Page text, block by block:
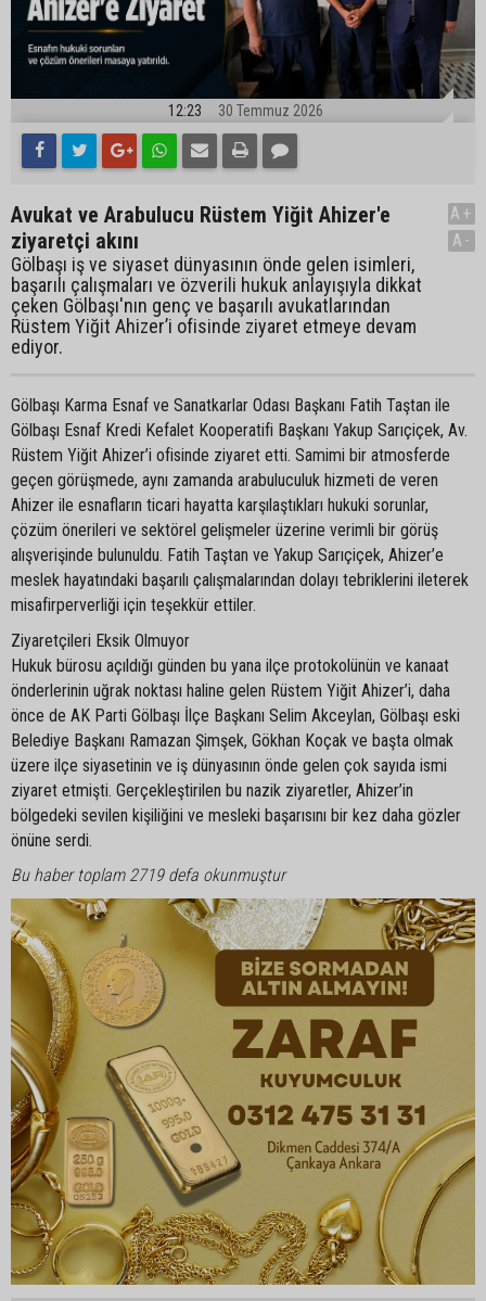
12:23 30 Temmuz 2026
Avukat ve Arabulucu Rüstem Yiğit Ahizer'e
ziyaretçi akını
Gölbaşı iş ve siyaset dünyasının önde gelen isimleri,
başarılı çalışmaları ve özverili hukuk anlayışıyla dikkat
çeken Gölbaşı'nın genç ve başarılı avukatlarından
Rüstem Yiğit Ahizer’i ofisinde ziyaret etmeye devam
ediyor.
A+
A-
Gölbaşı Karma Esnaf ve Sanatkarlar Odası Başkanı Fatih Taştan ile
Gölbaşı Esnaf Kredi Kefalet Kooperatifi Başkanı Yakup Sarıçiçek, Av.
Rüstem Yiğit Ahizer’i ofisinde ziyaret etti. Samimi bir atmosferde
geçen görüşmede, aynı zamanda arabuluculuk hizmeti de veren
Ahizer ile esnafların ticari hayatta karşılaştıkları hukuki sorunlar,
çözüm önerileri ve sektörel gelişmeler üzerine verimli bir görüş
alışverişinde bulunuldu. Fatih Taştan ve Yakup Sarıçiçek, Ahizer’e
meslek hayatındaki başarılı çalışmalarından dolayı tebriklerini ileterek
misafirperverliği için teşekkür ettiler.
Ziyaretçileri Eksik Olmuyor
Hukuk bürosu açıldığı günden bu yana ilçe protokolünün ve kanaat
önderlerinin uğrak noktası haline gelen Rüstem Yiğit Ahizer’i, daha
önce de AK Parti Gölbaşı İlçe Başkanı Selim Akceylan, Gölbaşı eski
Belediye Başkanı Ramazan Şimşek, Gökhan Koçak ve başta olmak
üzere ilçe siyasetinin ve iş dünyasının önde gelen çok sayıda ismi
ziyaret etmişti. Gerçekleştirilen bu nazik ziyaretler, Ahizer’in
bölgedeki sevilen kişiliğini ve mesleki başarısını bir kez daha gözler
önüne serdi.
Bu haber toplam 2719 defa okunmuştur